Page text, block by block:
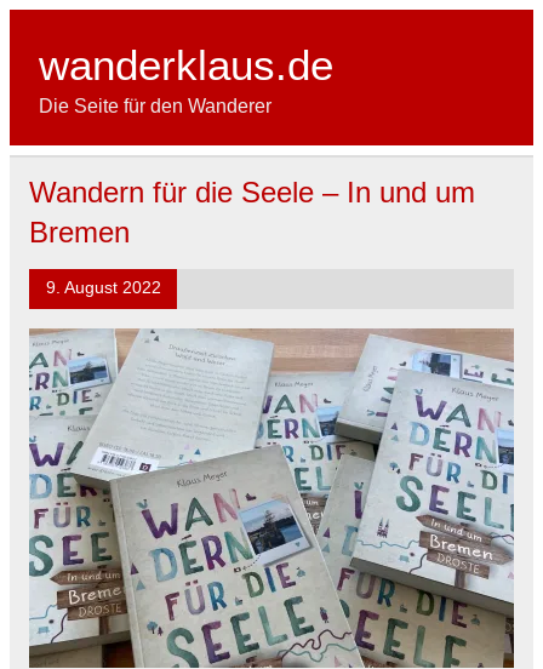
Skip
wanderklaus.de
Die Seite für den Wanderer
Wandern für die Seele – In und um
Bremen
9. August 2022